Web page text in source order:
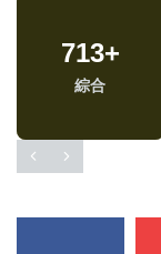
713+
綜合